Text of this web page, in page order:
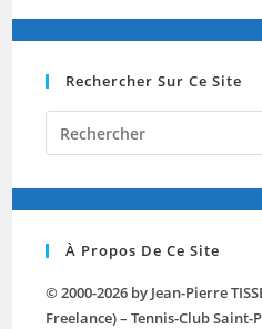
Rechercher Sur Ce Site
À Propos De Ce Site
© 2000-2026 by Jean-Pierre
Freelance) – Tennis-Club